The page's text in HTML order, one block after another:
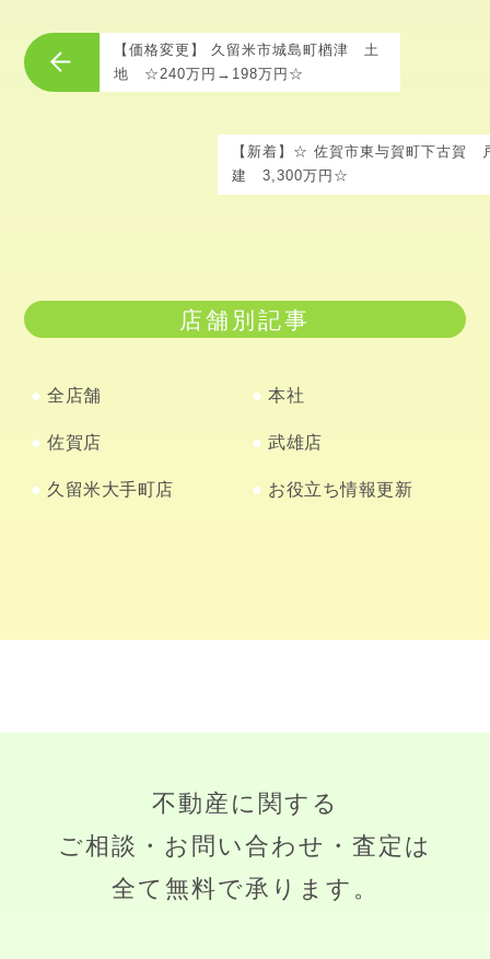
【価格変更】 久留米市城島町楢津 土
地 ☆240万円→198万円☆
【新着】☆ 佐賀市東与賀町下古賀
建 3,300万円☆
店舗別記事
全店舗 本社
佐賀店 武雄店
久留米大手町店 お役立ち情報更新
不動産に関する
ご相談・お問い合わせ・査定は
全て無料で承ります。